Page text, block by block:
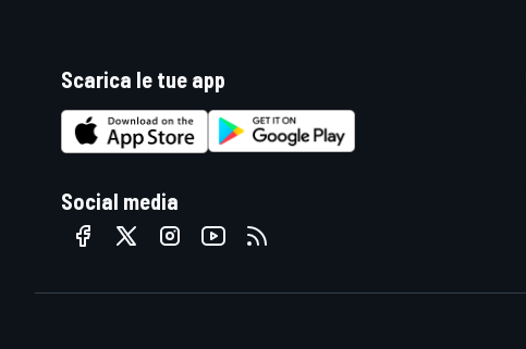
ENDURANCE/GT
Scarica le tue app
Social media